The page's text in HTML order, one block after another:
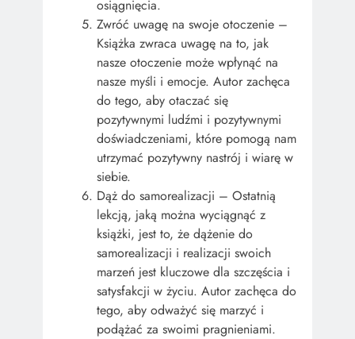
osiągnięcia.
Zwróć uwagę na swoje otoczenie –
Książka zwraca uwagę na to, jak
nasze otoczenie może wpłynąć na
nasze myśli i emocje. Autor zachęca
do tego, aby otaczać się
pozytywnymi ludźmi i pozytywnymi
doświadczeniami, które pomogą nam
utrzymać pozytywny nastrój i wiarę w
siebie.
Dąż do samorealizacji – Ostatnią
lekcją, jaką można wyciągnąć z
książki, jest to, że dążenie do
samorealizacji i realizacji swoich
marzeń jest kluczowe dla szczęścia i
satysfakcji w życiu. Autor zachęca do
tego, aby odważyć się marzyć i
podążać za swoimi pragnieniami.